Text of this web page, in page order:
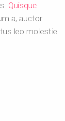
Quisque
a, auctor
leo molestie